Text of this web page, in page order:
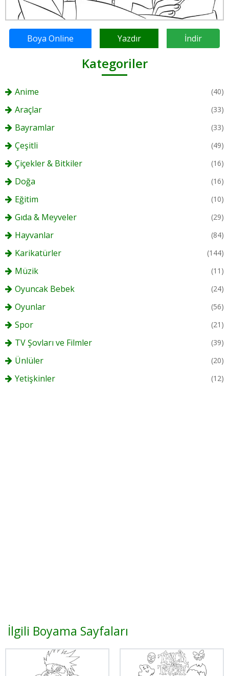
Boya Online Yazdır İndir
Kategoriler
Anime (40)
Araçlar (33)
Bayramlar (33)
Çeşitli (49)
Çiçekler & Bitkiler (16)
Doğa (16)
Eğitim (10)
Gıda & Meyveler (29)
Hayvanlar (84)
Karikatürler (144)
Müzik (11)
Oyuncak Bebek (24)
Oyunlar (56)
Spor (21)
TV Şovları ve Filmler (39)
Ünlüler (20)
Yetişkinler (12)
İlgili Boyama Sayfaları